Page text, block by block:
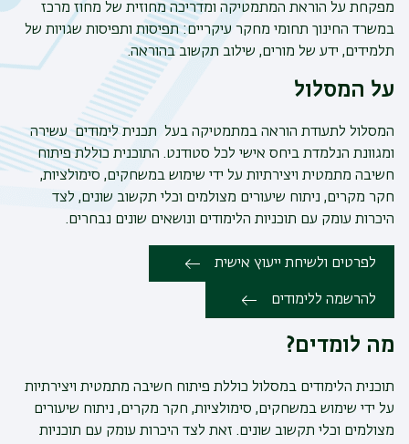
מפקחת על הוראת המתמטיקה ומדריכה מחוזית של מחוז מרכז
במשרד החינוך תחומי מחקר עיקריים: תפיסות ותפיסות שגויות של
תלמידים, ידע של מורים, שילוב תקשוב בהוראה.
על המסלול
המסלול לתעודת הוראה במתמטיקה בעל תכנית לימודים עשירה
ומגוונת הנלמדת ביחס אישי לכל סטודנט. התוכנית כוללת פיתוח
חשיבה מתמטית ויצירתיות על ידי שימוש במשחקים, סימולציות,
חקר מקרים, ניתוח שיעורים מצולמים וכלי תקשוב שונים, לצד
היכרות עומק עם תוכניות הלימודים ונושאים שונים נבחרים.
לפרטים ולשיחת ייעוץ אישית
להרשמה ללימודים
מה לומדים?
תוכנית הלימודים במסלול כוללת פיתוח חשיבה מתמטית ויצירתיות
על ידי שימוש במשחקים, סימולציות, חקר מקרים, ניתוח שיעורים
מצולמים וכלי תקשוב שונים. זאת לצד היכרות עומק עם תוכניות